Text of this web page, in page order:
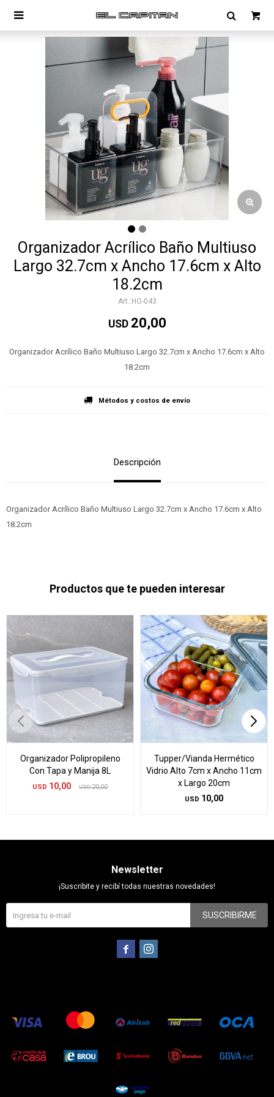

Organizador Acrílico Baño Multiuso
Largo 32.7cm x Ancho 17.6cm x Alto
18.2cm
HO-043
USD 20,00
Organizador Acrílico Baño Multiuso Largo 32.7cm x Ancho 17.6cm x Alto
18.2cm
Métodos y costos de envío
Descripción
Organizador Acrílico Baño Multiuso Largo 32.7cm x Ancho 17.6cm x Alto
18.2cm
Productos que te pueden interesar
Organizador Polipropileno
Con Tapa y Manija 8L
USD 10,00 USD 20,00
Tupper/Vianda Hermético
Vidrio Alto 7cm x Ancho 11cm
x Largo 20cm
USD 10,00
Newsletter
¡Suscribite y recibí todas nuestras novedades!
SUSCRIBIRME
 